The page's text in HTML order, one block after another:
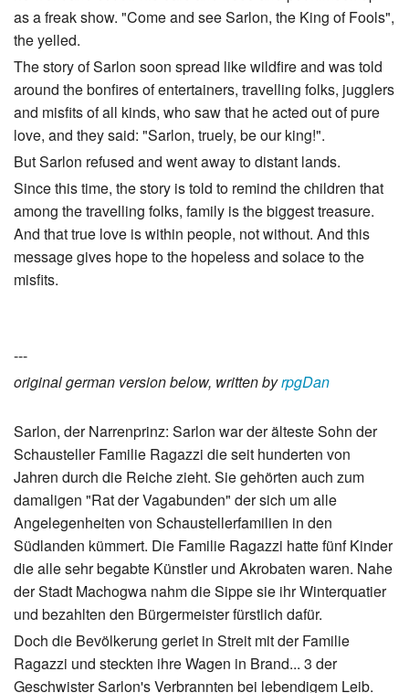
as a freak show. "Come and see Sarlon, the King of Fools",
the yelled.
The story of Sarlon soon spread like wildfire and was told
around the bonfires of entertainers, travelling folks, jugglers
and misfits of all kinds, who saw that he acted out of pure
love, and they said: "Sarlon, truely, be our king!".
But Sarlon refused and went away to distant lands.
Since this time, the story is told to remind the children that
among the travelling folks, family is the biggest treasure.
And that true love is within people, not without. And this
message gives hope to the hopeless and solace to the
misfits.
---
original german version below, written byrpgDan
Sarlon, der Narrenprinz: Sarlon war der älteste Sohn der
Schausteller Familie Ragazzi die seit hunderten von
Jahren durch die Reiche zieht. Sie gehörten auch zum
damaligen "Rat der Vagabunden" der sich um alle
Angelegenheiten von Schaustellerfamilien in den
Südlanden kümmert. Die Familie Ragazzi hatte fünf Kinder
die alle sehr begabte Künstler und Akrobaten waren. Nahe
der Stadt Machogwa nahm die Sippe sie ihr Winterquatier
und bezahlten den Bürgermeister fürstlich dafür.
Doch die Bevölkerung geriet in Streit mit der Familie
Ragazzi und steckten ihre Wagen in Brand... 3 der
Geschwister Sarlon's Verbrannten bei lebendigem Leib.